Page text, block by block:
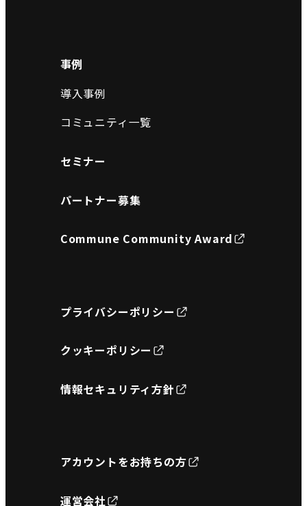
事例
導入事例
コミュニティ一覧
セミナー
パートナー募集
Commune Community Award
プライバシーポリシー
クッキーポリシー
情報セキュリティ方針
アカウントをお持ちの方
運営会社